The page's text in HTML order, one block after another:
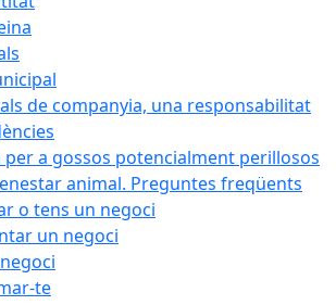
de companyia, una responsabilitat
per a gossos potencialment perillosos
animal. Preguntes freqüents
o tens un negoci
un negoci
te